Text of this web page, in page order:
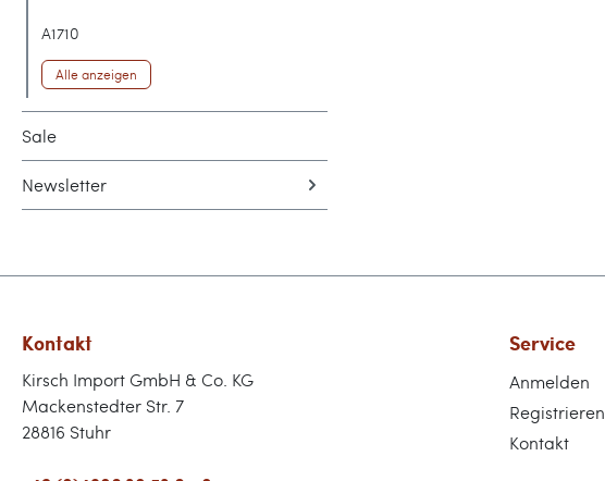
A1710
Alle anzeigen
Sale
Newsletter
Kontakt
Kirsch Import GmbH & Co. KG
Mackenstedter Str. 7
28816 Stuhr
Service
Anmelden
Registrieren
Kontakt